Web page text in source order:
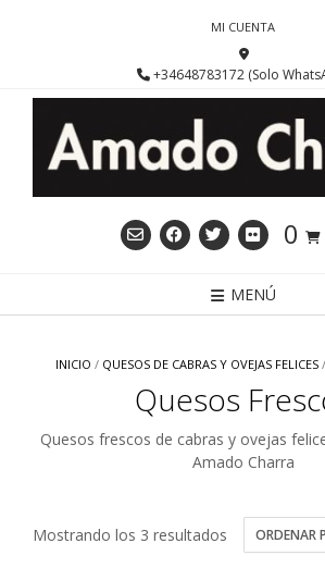
MI CUENTA
+34648783172 (Solo
0
MENÚ
INICIO / QUESOS DE CABRAS Y OVEJAS FELICES
Quesos
Quesos frescos de cabras y ovejas
Amado Charra
Mostrando los 3 resultados Ordenado
por